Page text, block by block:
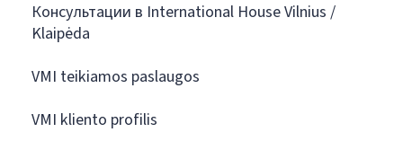
Консультации в International House Vilnius /
Klaipėda
VMI teikiamos paslaugos
VMI kliento profilis